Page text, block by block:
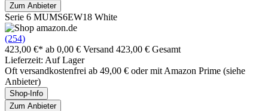
Zum Anbieter
Serie 6 MUMS6EW18 White
(254)
423,00 €* ab 0,00 € Versand 423,00 € Gesamt
Lieferzeit: Auf Lager
Oft versandkostenfrei ab 49,00 € oder mit Amazon Prime (siehe
Anbieter)
Shop-Info
Zum Anbieter